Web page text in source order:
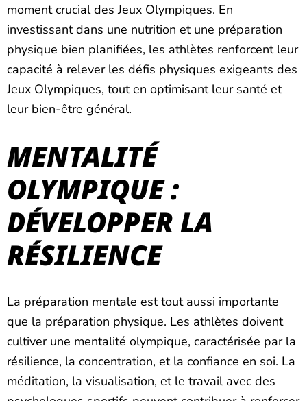
moment crucial des Jeux Olympiques. En
investissant dans une nutrition et une préparation
physique bien planifiées, les athlètes renforcent leur
capacité à relever les défis physiques exigeants des
Jeux Olympiques, tout en optimisant leur santé et
leur bien-être général.
MENTALITÉ
OLYMPIQUE :
DÉVELOPPER LA
RÉSILIENCE
La préparation mentale est tout aussi importante
que la préparation physique. Les athlètes doivent
cultiver une mentalité olympique, caractérisée par la
résilience, la concentration, et la confiance en soi. La
méditation, la visualisation, et le travail avec des